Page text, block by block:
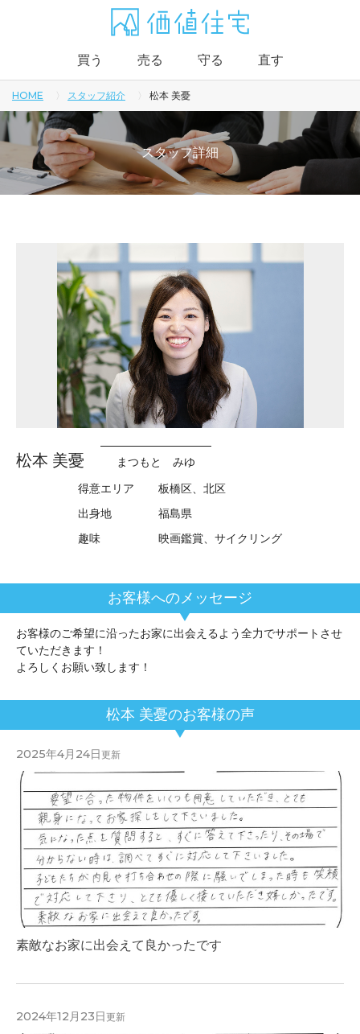
買う 売る 守る 直す
HOME スタッフ紹介 松本 美憂
スタッフ詳細
松本 美憂
まつもと みゆ
得意エリア
板橋区、北区
出身地
福島県
趣味
映画鑑賞、サイクリング
お客様のご希望に沿ったお家に出会えるよう全力でサポートさせ
ていただきます！
よろしくお願い致します！
松本 美憂のお客様の声
2025年4月24日更新
素敵なお家に出会えて良かったです
2024年12月23日更新